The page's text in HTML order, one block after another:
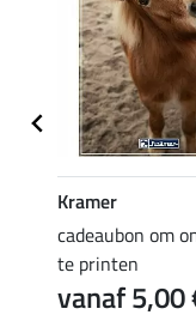
Kramer
cadeaubon om
te printen
vanaf 5,00